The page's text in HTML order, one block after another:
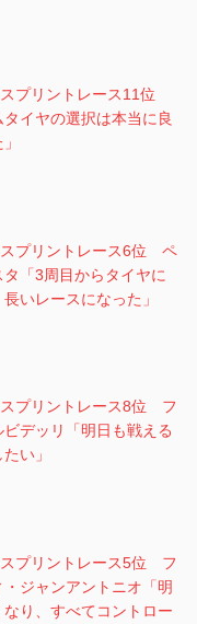
プリントレース11位
タイヤの選択は本当に良
」
スプリントレース6位 ペ
タ「3周目からタイヤに
いレースになった」
プリントレース8位 フ
デッリ「明日も戦える
い」
プリントレース5位 フ
・ジャンアントニオ「明
なり、すべてコントロー